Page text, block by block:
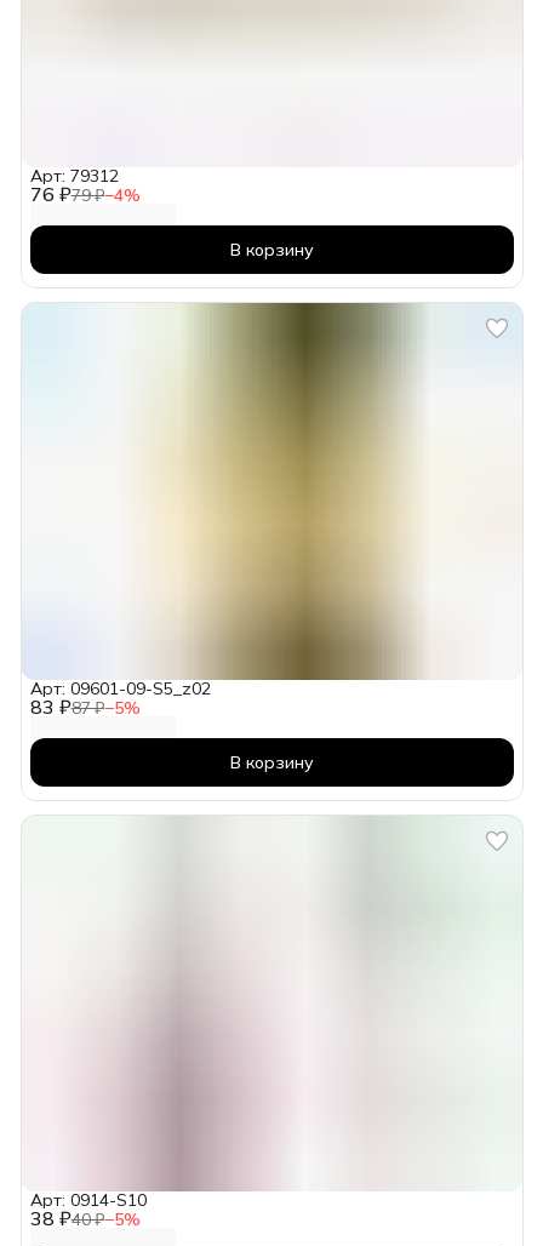
76 ₽79 ₽−4%
Арт: 79312
В корзину
83 ₽87 ₽−5%
Арт: 09601-09-S5_z02
В корзину
38 ₽40 ₽−5%
Арт: 0914-S10